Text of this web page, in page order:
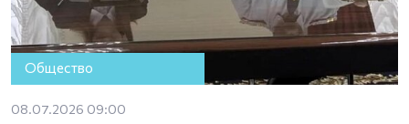
Общество
08.07.2026 09:00